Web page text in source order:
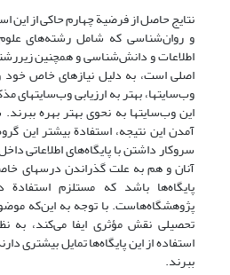
نتایج حاصل از فرضیة چهارم حاکی از این
و روان‌شناسی که شامل رشته‌های
اطلاعات و دانش‌شناسی و همچنین
اصلی است، به دلیل نیازهای خاص خود
وب‌سایتها، بهتر به ارزیابی وب‌سایتهای
این وب‌سایتها به نحوی بهتر بهره
آمدن این نتیجه، استفادة بیشتر این
سروکار داشتن با پایگاه‌های اطلاعاتی
آنان و هم به علت گذراندن درسهای
پایگاه‌ها باشد که مستلزم
پژوهشگاه‌هاست. با توجه به این‌که
تحصیلی نقش مؤثری ایفا می‌کند، به
استفاده از این پایگاه‌ها تمایل بیشتری
ببرند.